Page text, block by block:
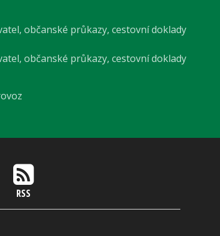
občanské průkazy, cestovní doklady
občanské průkazy, cestovní doklady
RSS